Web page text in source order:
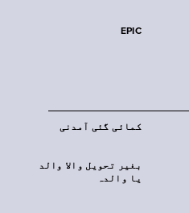
EPIC
کمائی گئی آمدنی
بغیر تحویل والا والد
یا والدہ